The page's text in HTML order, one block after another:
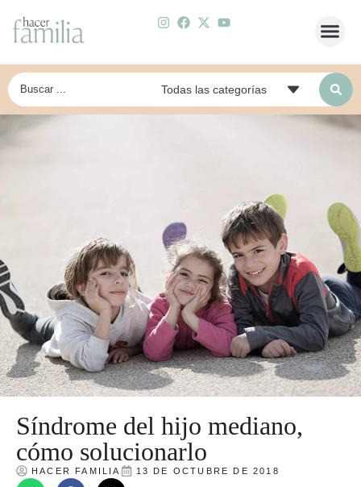
Síndrome del hijo mediano,
cómo solucionarlo
HACER FAMILIA 13 DE OCTUBRE DE 2018